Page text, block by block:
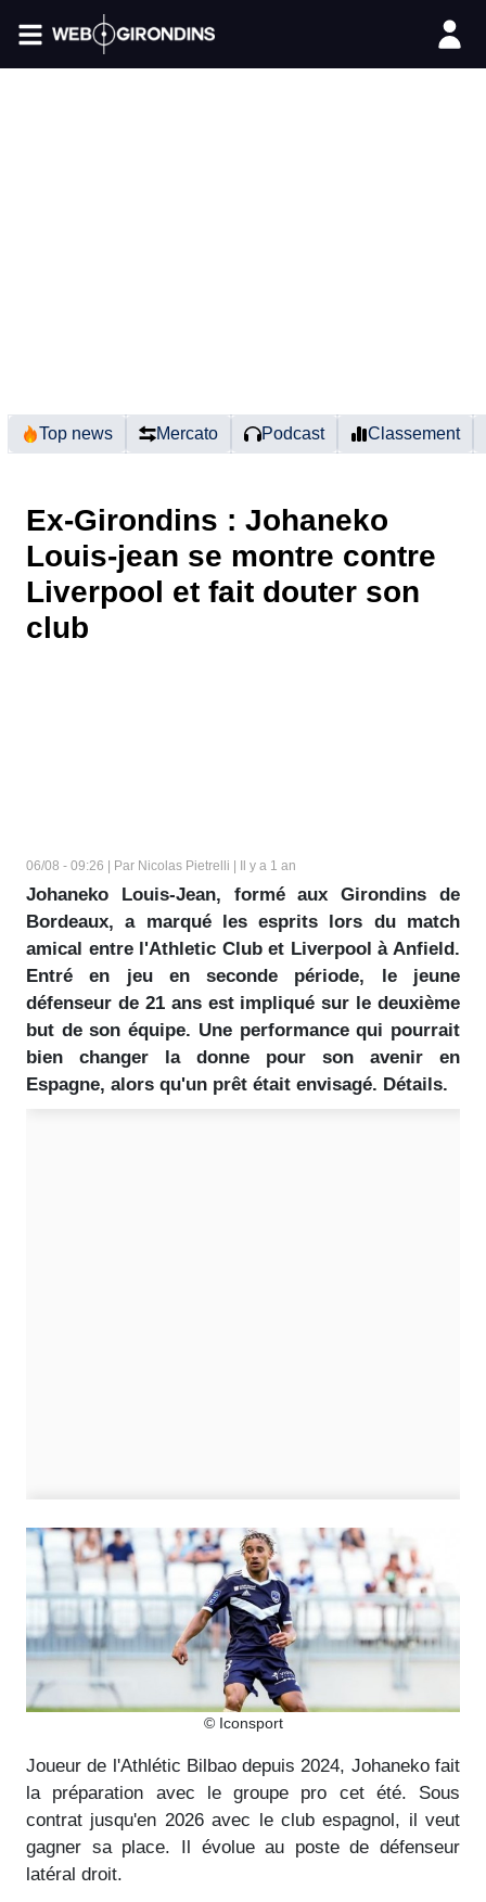
Top news Mercato Podcast Classement
Ex-Girondins : Johaneko
Louis-jean se montre contre
Liverpool et fait douter son
club
06/08 - 09:26 | Par Nicolas Pietrelli | Il y a 1 an
Johaneko Louis-Jean, formé aux Girondins de
Bordeaux, a marqué les esprits lors du match
amical entre l'Athletic Club et Liverpool à Anfield.
Entré en jeu en seconde période, le jeune
défenseur de 21 ans est impliqué sur le deuxième
but de son équipe. Une performance qui pourrait
bien changer la donne pour son avenir en
Espagne, alors qu'un prêt était envisagé. Détails.
© Iconsport
Joueur de l'Athlétic Bilbao depuis 2024, Johaneko fait
la préparation avec le groupe pro cet été. Sous
contrat jusqu'en 2026 avec le club espagnol, il veut
gagner sa place. Il évolue au poste de défenseur
latéral droit.